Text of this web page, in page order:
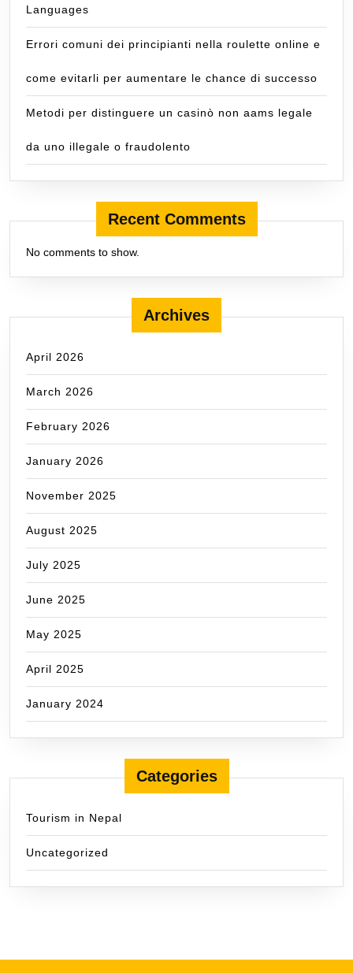
Languages
Errori comuni dei principianti nella roulette online e
come evitarli per aumentare le chance di successo
Metodi per distinguere un casinò non aams legale
da uno illegale o fraudolento
Recent Comments
No comments to show.
Archives
April 2026
March 2026
February 2026
January 2026
November 2025
August 2025
July 2025
June 2025
May 2025
April 2025
January 2024
Categories
Tourism in Nepal
Uncategorized